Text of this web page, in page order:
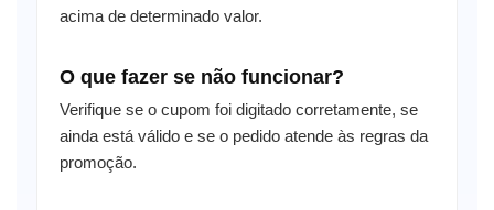
acima de determinado valor.
O que fazer se não funcionar?
Verifique se o cupom foi digitado corretamente, se
ainda está válido e se o pedido atende às regras da
promoção.